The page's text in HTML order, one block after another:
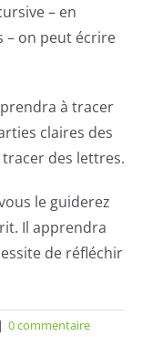
– en
– on peut écrire
à tracer
claires des
des lettres.
le guiderez
Il apprendra
de réfléchir
| 0 commentaire